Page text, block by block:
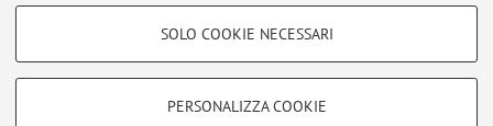
COOKIE DI PROFILAZIONE - FACOLTATIVI
SOLO COOKIE NECESSARI
PERSONALIZZA COOKIE
Area riservata
Accedi tramiteloginper gestire tutti i contenuti del sito.